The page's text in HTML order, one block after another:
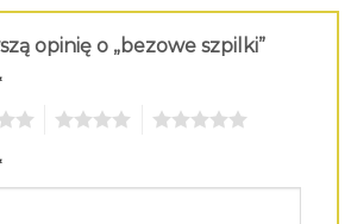
opinię o „bezowe szpilki”